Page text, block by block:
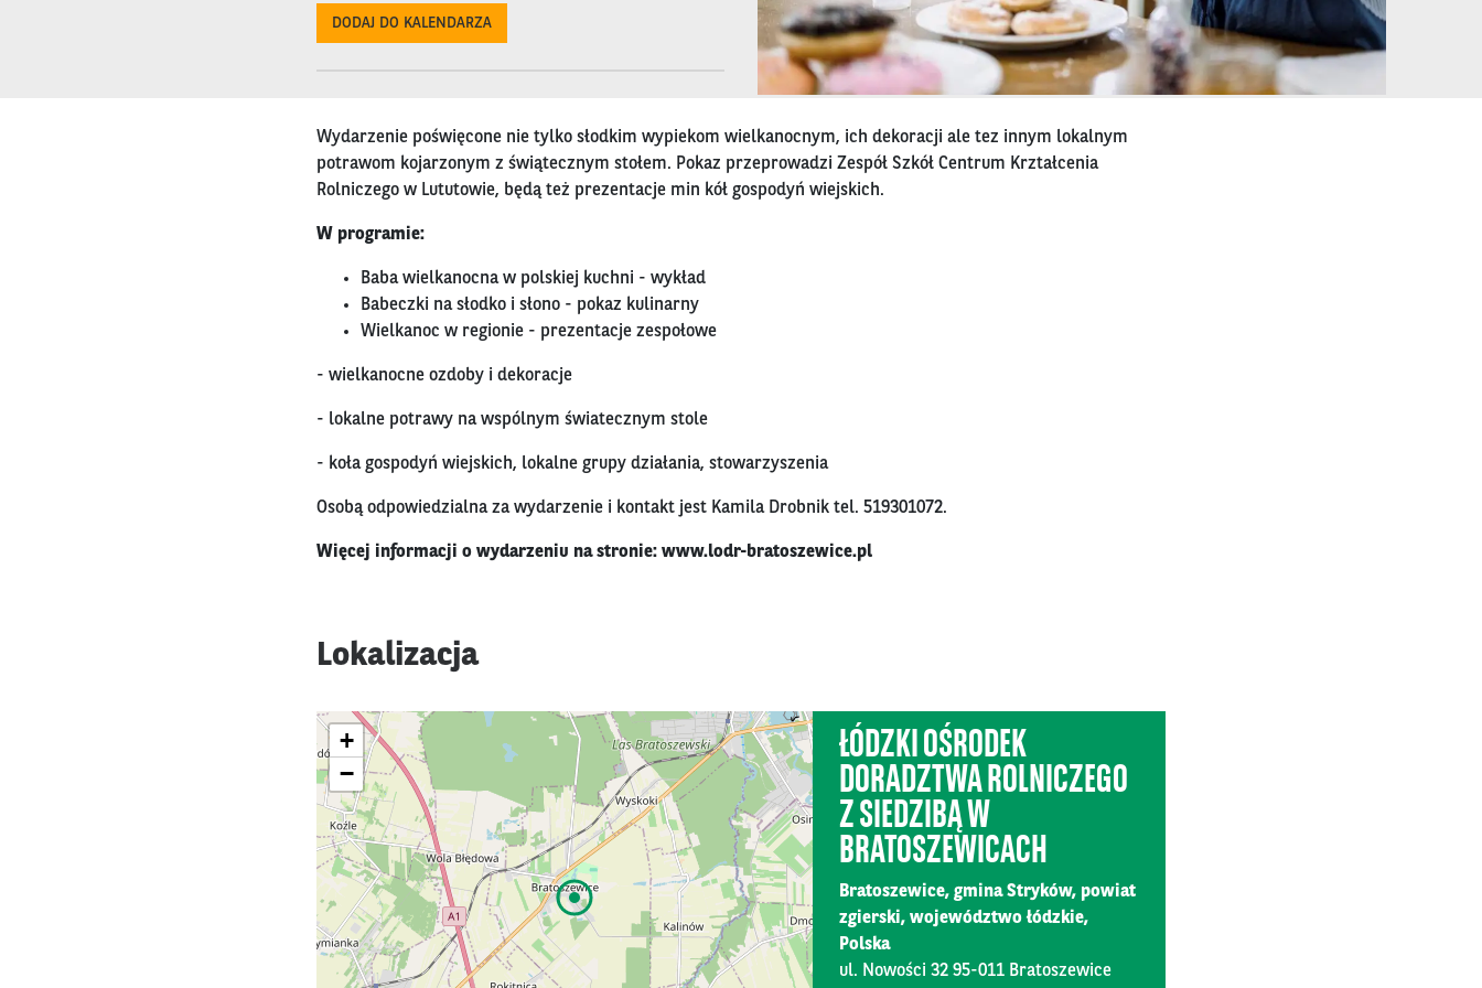
DODAJ DO KALENDARZA
Wydarzenie poświęcone nie tylko słodkim wypiekom wielkanocnym, ich dekoracji ale tez innym lokalnym
potrawom kojarzonym z świątecznym stołem. Pokaz przeprowadzi Zespół Szkół Centrum Krztałcenia
Rolniczego w Lututowie, będą też prezentacje min kół gospodyń wiejskich.
W programie:
Baba wielkanocna w polskiej kuchni - wykład
Babeczki na słodko i słono - pokaz kulinarny
Wielkanoc w regionie - prezentacje zespołowe
- wielkanocne ozdoby i dekoracje
- lokalne potrawy na wspólnym światecznym stole
- koła gospodyń wiejskich, lokalne grupy działania, stowarzyszenia
Osobą odpowiedzialna za wydarzenie i kontakt jest Kamila Drobnik tel. 519301072.
Więcej informacji o wydarzeniu na stronie: www.lodr-bratoszewice.pl
Lokalizacja
+
−
ŁÓDZKI OŚRODEK
DORADZTWA ROLNICZEGO
Z SIEDZIBĄ W
BRATOSZEWICACH
Bratoszewice, gmina Stryków, powiat
zgierski, województwo łódzkie,
Polska
ul. Nowości 32 95-011 Bratoszewice
MAJ
MEATing 2026